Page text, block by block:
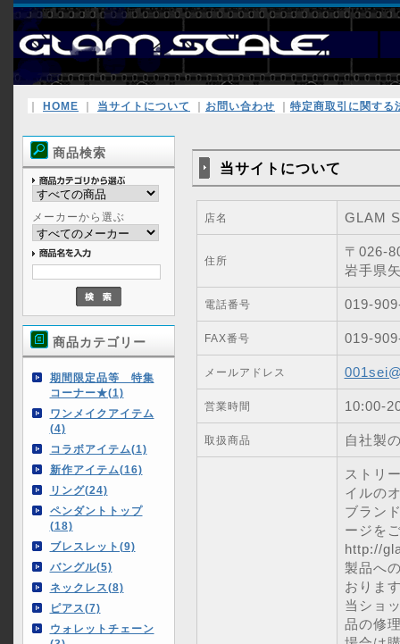
｜ HOME ｜ 当サイトについて ｜ お問い合わせ ｜ 特定商取引に関する
商品検索
メーカーから選ぶ
商品カテゴリー
期間限定品等 特集
コーナー★(1)
ワンメイクアイテム
(4)
コラボアイテム(1)
新作アイテム(16)
リング(24)
ペンダントトップ
(18)
ブレスレット(9)
バングル(5)
ネックレス(8)
ピアス(7)
ウォレットチェーン
当サイトについて
店名 GLAM
住所
〒026-
岩手県
電話番号 019-
FAX番号 019-
メールアドレス
営業時間 10:00-
取扱商品 自社製
ストリ
イルの
ブラン
ージを
http://
製品へ
おりま
当ショ
品の修